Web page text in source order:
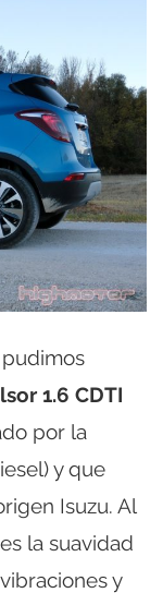
1.6 CDTI
por la
y que
Isuzu. Al
la suavidad
y